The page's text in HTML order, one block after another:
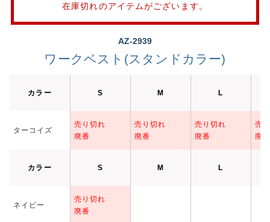
在庫切れのアイテムがございます。
AZ-2939
ワークベスト(スタンドカラー)
カラー S M L
ターコイズ
売り切れ
廃番
売り切れ
廃番
売り切れ
廃番
売
廃番
カラー S M L
ネイビー
売り切れ
廃番